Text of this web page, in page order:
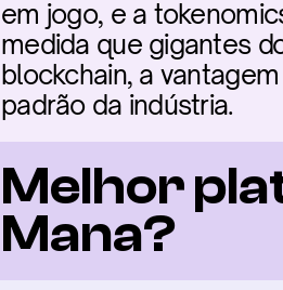
em jogo, e a
medida que gigantes
blockchain, a
padrão da indústria.
Melhor
Mana?